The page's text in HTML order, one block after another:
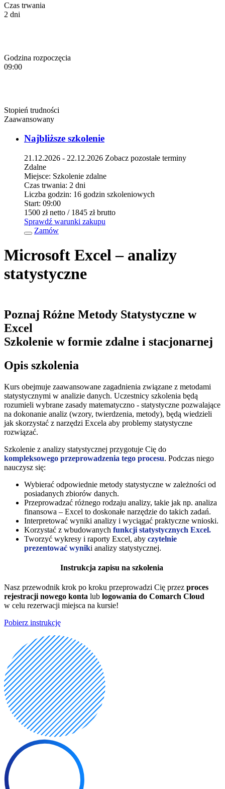
Czas trwania
2 dni
Godzina rozpoczęcia
09:00
Stopień trudności
Zaawansowany
Najbliższe szkolenie
21.12.2026 - 22.12.2026 Zobacz pozostałe terminy
Zdalne
Miejsce: Szkolenie zdalne
Czas trwania: 2 dni
Liczba godzin: 16 godzin szkoleniowych
Start: 09:00
1500 złnetto / 1845 złbrutto
Sprawdź warunki zakupu
Zamów
Microsoft Excel – analizy
statystyczne
Poznaj Różne Metody Statystyczne w
Excel
Szkolenie w formie zdalne i stacjonarnej
Opis szkolenia
Kurs obejmuje zaawansowane zagadnienia związane z metodami
statystycznymi w analizie danych. Uczestnicy szkolenia będą
rozumieli wybrane zasady matematyczno - statystyczne pozwalające
na dokonanie analiz (wzory, twierdzenia, metody), będą wiedzieli
jak skorzystać z narzędzi Excela aby problemy statystyczne
rozwiązać.
Szkolenie z analizy statystycznej przygotuje Cię do
kompleksowego przeprowadzenia tego procesu. Podczas niego
nauczysz się:
Wybierać odpowiednie metody statystyczne w zależności od
posiadanych zbiorów danych.
Przeprowadzać różnego rodzaju analizy, takie jak np. analiza
finansowa – Excel to doskonałe narzędzie do takich zadań.
Interpretować wyniki analizy i wyciągać praktyczne wnioski.
Korzystać z wbudowanych funkcji statystycznych Excel.
Tworzyć wykresy i raporty Excel, aby czytelnie
prezentować wyniki analizy statystycznej.
Instrukcja zapisu na szkolenia
Nasz przewodnik krok po kroku przeprowadzi Cię przez proces
rejestracji nowego konta lub logowania do Comarch Cloud
w celu rezerwacji miejsca na kursie!
Pobierz instrukcję